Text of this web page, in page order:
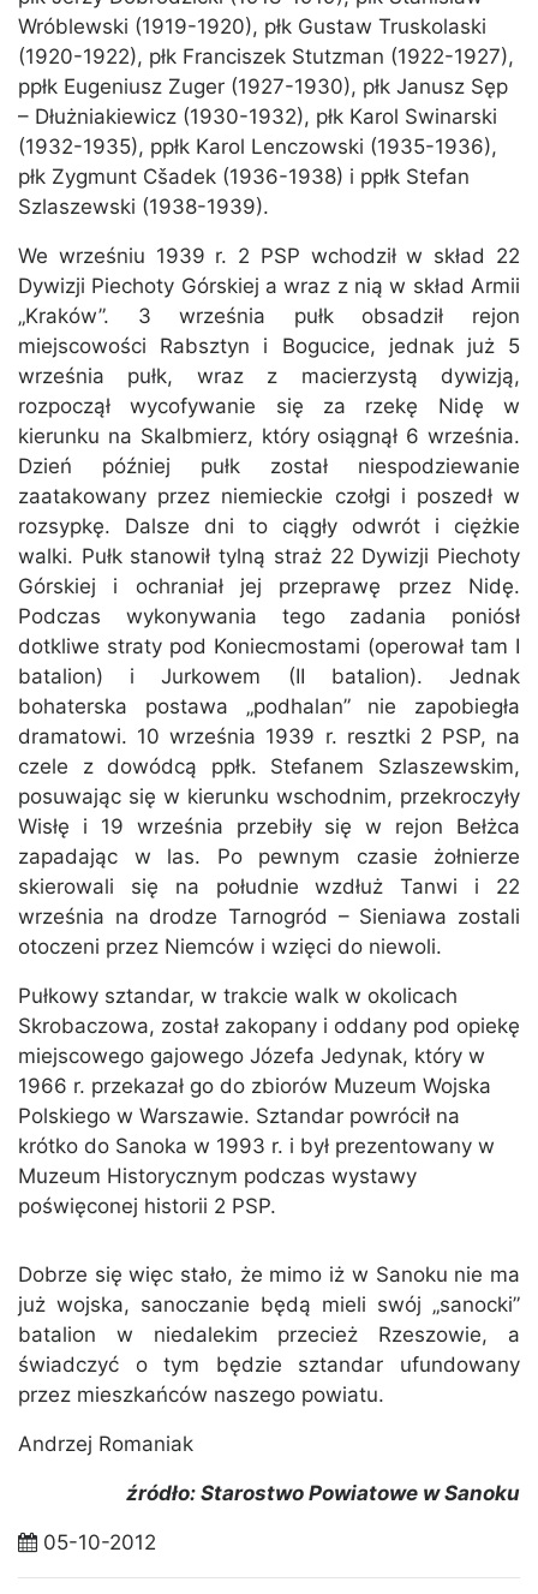
Wróblewski (1919-1920), płk Gustaw Truskolaski
(1920-1922), płk Franciszek Stutzman (1922-1927),
ppłk Eugeniusz Zuger (1927-1930), płk Janusz Sęp
– Dłużniakiewicz (1930-1932), płk Karol Swinarski
(1932-1935), ppłk Karol Lenczowski (1935-1936),
płk Zygmunt Cšadek (1936-1938) i ppłk Stefan
Szlaszewski (1938-1939).
We wrześniu 1939 r. 2 PSP wchodził w skład 22
Dywizji Piechoty Górskiej a wraz z nią w skład Armii
„Kraków”. 3 września pułk obsadził rejon
miejscowości Rabsztyn i Bogucice, jednak już 5
września pułk, wraz z macierzystą dywizją,
rozpoczął wycofywanie się za rzekę Nidę w
kierunku na Skalbmierz, który osiągnął 6 września.
Dzień później pułk został niespodziewanie
zaatakowany przez niemieckie czołgi i poszedł w
rozsypkę. Dalsze dni to ciągły odwrót i ciężkie
walki. Pułk stanowił tylną straż 22 Dywizji Piechoty
Górskiej i ochraniał jej przeprawę przez Nidę.
Podczas wykonywania tego zadania poniósł
dotkliwe straty pod Koniecmostami (operował tam I
batalion) i Jurkowem (II batalion). Jednak
bohaterska postawa „podhalan” nie zapobiegła
dramatowi. 10 września 1939 r. resztki 2 PSP, na
czele z dowódcą ppłk. Stefanem Szlaszewskim,
posuwając się w kierunku wschodnim, przekroczyły
Wisłę i 19 września przebiły się w rejon Bełżca
zapadając w las. Po pewnym czasie żołnierze
skierowali się na południe wzdłuż Tanwi i 22
września na drodze Tarnogród – Sieniawa zostali
otoczeni przez Niemców i wzięci do niewoli.
Pułkowy sztandar, w trakcie walk w okolicach
Skrobaczowa, został zakopany i oddany pod opiekę
miejscowego gajowego Józefa Jedynak, który w
1966 r. przekazał go do zbiorów Muzeum Wojska
Polskiego w Warszawie. Sztandar powrócił na
krótko do Sanoka w 1993 r. i był prezentowany w
Muzeum Historycznym podczas wystawy
poświęconej historii 2 PSP.
Dobrze się więc stało, że mimo iż w Sanoku nie ma
już wojska, sanoczanie będą mieli swój „sanocki”
batalion w niedalekim przecież Rzeszowie, a
świadczyć o tym będzie sztandar ufundowany
przez mieszkańców naszego powiatu.
Andrzej Romaniak
źródło: Starostwo Powiatowe w Sanoku
05-10-2012